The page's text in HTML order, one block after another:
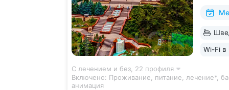
цирк,
до
Wi-Fi в
С лечением и без, 22 профиля
Включено: Проживание, питание, лечение*,
анимация